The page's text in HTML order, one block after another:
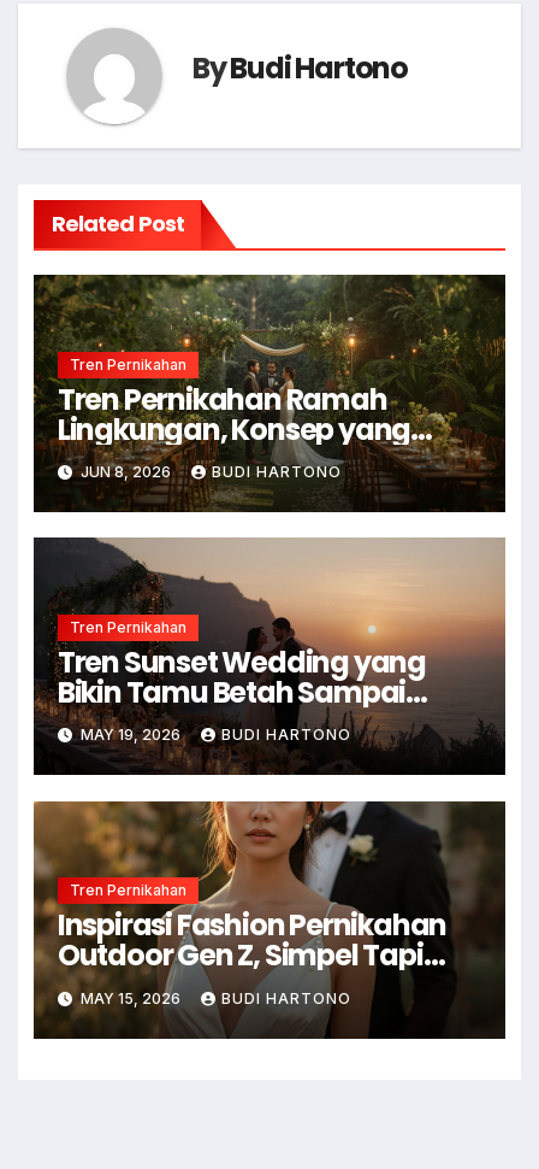
ByBudi Hartono
Related Post
Tren Pernikahan
Tren Pernikahan Ramah
Lingkungan, Konsep yang
Makin Diminati
JUN 8, 2026 BUDI HARTONO
Tren Pernikahan
Tren Sunset Wedding yang
Bikin Tamu Betah Sampai
Malam
MAY 19, 2026 BUDI HARTONO
Tren Pernikahan
Inspirasi Fashion Pernikahan
Outdoor Gen Z, Simpel Tapi
Mewah
MAY 15, 2026 BUDI HARTONO